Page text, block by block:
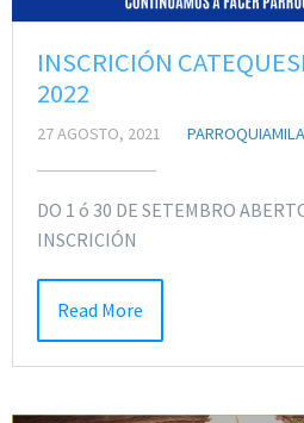
INSCRICIÓN
2022
27 AGOSTO, 2021
DO 1 ó 30 DE SETEMBRO
INSCRICIÓN
Read More